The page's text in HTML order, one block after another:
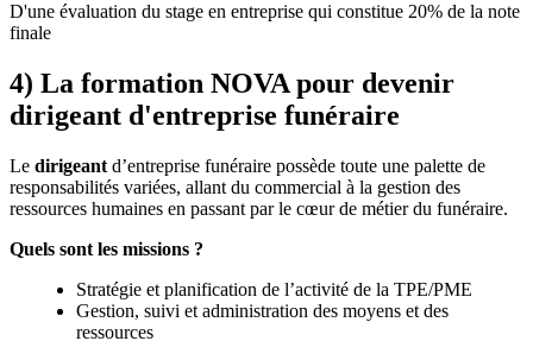
D'une évaluation du stage en entreprise qui constitue 20% de la note
finale
4) La formation NOVA pour devenir
dirigeant d'entreprise funéraire
Le dirigeant d’entreprise funéraire possède toute une palette de
responsabilités variées, allant du commercial à la gestion des
ressources humaines en passant par le cœur de métier du funéraire.
Quels sont les missions ?
Stratégie et planification de l’activité de la TPE/PME
Gestion, suivi et administration des moyens et des
ressources